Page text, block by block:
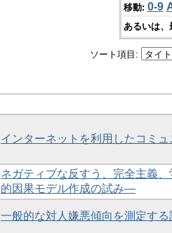
移動: 0-9
あるいは、
ソート項目:
インターネットを利用したコミ
ネガティブな反すう、完全主義
的因果モデル作成の試み―
一般的な対人嫌悪傾向を測定する